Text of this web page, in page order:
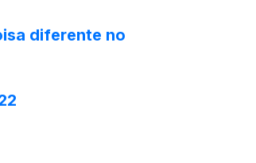
diferente no